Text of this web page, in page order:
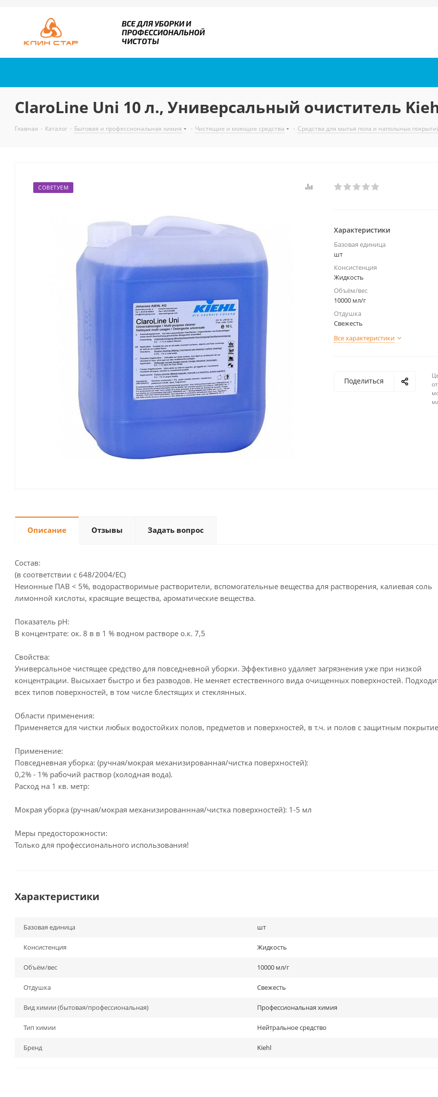
ВСЕ ДЛЯ УБОРКИ И
ПРОФЕССИОНАЛЬНОЙ
ЧИСТОТЫ
ClaroLine Uni 10 л., Универсальный очиститель
Главная - Каталог - Бытовая и профессиональная химия - Чистящие и моющие средства - Средства для мытья пола и напольных
СОВЕТУЕМ
Характеристики
Базовая единица
шт
Консистенция
Жидкость
Объём/вес
10000 мл/г
Отдушка
Свежесть
Все характеристики
Поделиться
Описание Отзывы Задать вопрос
Состав:
(в соответствии с 648/2004/EС)
Неионные ПАВ < 5%, водорастворимые растворители, вспомогательные вещества для растворения, калиевая соль
лимонной кислоты, красящие вещества, ароматические вещества.
Показатель pH:
В концентрате: ок. 8 в в 1 % водном растворе о.к. 7,5
Свойства:
Универсальное чистящее средство для повседневной уборки. Эффективно удаляет загрязнения уже при низкой
концентрации. Высыхает быстро и без разводов. Не меняет естественного вида очищенных поверхностей.
всех типов поверхностей, в том числе блестящих и стеклянных.
Области применения:
Применяется для чистки любых водостойких полов, предметов и поверхностей, в т.ч. и полов с защитным
Применение:
Повседневная уборка: (ручная/мокрая механизированная/чистка поверхностей):
0,2% - 1% рабочий раствор (холодная вода).
Расход на 1 кв. метр:
Мокрая уборка (ручная/мокрая механизированнная/чистка поверхностей): 1-5 мл
Меры предосторожности:
Только для профессионального использования!
Характеристики
Базовая единица шт
Консистенция Жидкость
Объём/вес 10000 мл/г
Отдушка Свежесть
Вид химии (бытовая/профессиональная) Профессиональная химия
Тип химии Нейтральное средство
Бренд Kiehl